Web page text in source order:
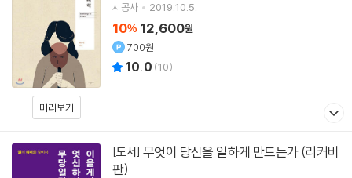
미리보기
시공사
2019.10.5.
10% 12,600원
700원
10.0 (10)
[도서]
판)